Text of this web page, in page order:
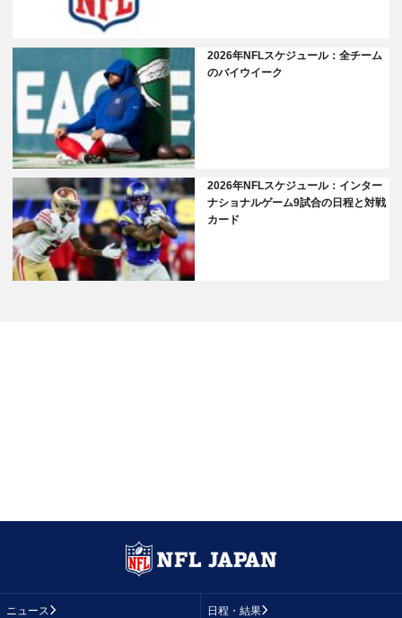
2026年NFLスケジュール：全チーム
のバイウイーク
2026年NFLスケジュール：インター
ナショナルゲーム9試合の日程と対戦
カード
ニュース 日程・結果